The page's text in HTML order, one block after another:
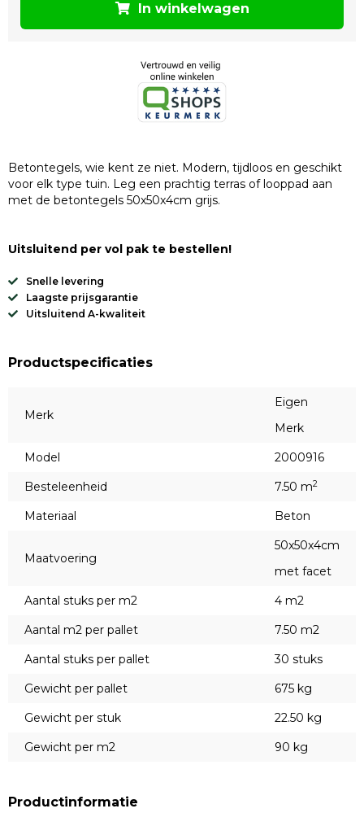
In winkelwagen
Betontegels, wie kent ze niet. Modern, tijdloos en geschikt
voor elk type tuin. Leg een prachtig terras of looppad aan
met de betontegels 50x50x4cm grijs.
Uitsluitend per vol pak te bestellen!
Snelle levering
Laagste prijsgarantie
Uitsluitend A-kwaliteit
Productspecificaties
Merk
Eigen
Merk
Model
2000916
Besteleenheid
7.50 m2
Materiaal Beton
Maatvoering
50x50x4cm
met facet
Aantal stuks per m2
4 m2
Aantal m2 per pallet
7.50 m2
Aantal stuks per pallet
30 stuks
Gewicht per pallet
675 kg
Gewicht per stuk
22.50 kg
Gewicht per m2
90 kg
Productinformatie